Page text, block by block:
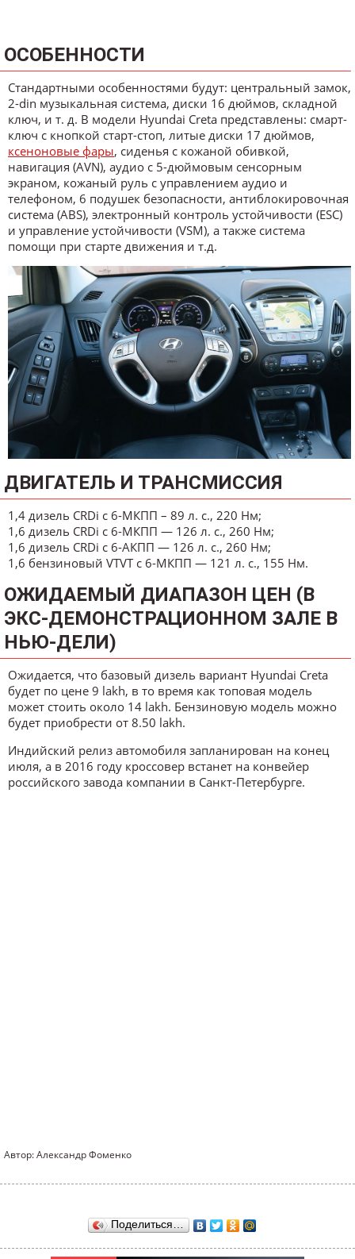
ОСОБЕННОСТИ
Стандартными особенностями будут: центральный замок,
2-din музыкальная система, диски 16 дюймов, складной
ключ, и т. д. В модели Hyundai Creta представлены: смарт-
ключ с кнопкой старт-стоп, литые диски 17 дюймов,
ксеноновые фары, сиденья с кожаной обивкой,
навигация (AVN), аудио с 5-дюймовым сенсорным
экраном, кожаный руль с управлением аудио и
телефоном, 6 подушек безопасности, антиблокировочная
система (ABS), электронный контроль устойчивости (ESC)
и управление устойчивости (VSM), а также система
помощи при старте движения и т.д.
ДВИГАТЕЛЬ И ТРАНСМИССИЯ
1,4 дизель CRDi с 6-МКПП – 89 л. с., 220 Нм;
1,6 дизель CRDi с 6-МКПП — 126 л. с., 260 Нм;
1,6 дизель CRDi с 6-АКПП — 126 л. с., 260 Нм;
1,6 бензиновый VTVT с 6-МКПП — 121 л. с., 155 Нм.
ОЖИДАЕМЫЙ ДИАПАЗОН ЦЕН (В
ЭКС-ДЕМОНСТРАЦИОННОМ ЗАЛЕ В
НЬЮ-ДЕЛИ)
Ожидается, что базовый дизель вариант Hyundai Creta
будет по цене 9 lakh, в то время как топовая модель
может стоить около 14 lakh. Бензиновую модель можно
будет приобрести от 8.50 lakh.
Индийский релиз автомобиля запланирован на конец
июля, а в 2016 году кроссовер встанет на конвейер
российского завода компании в Санкт-Петербурге.
Автор: Александр Фоменко
Поделиться…